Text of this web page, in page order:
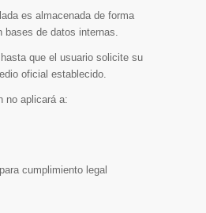
es almacenada de forma
bases de datos internas.
que el usuario solicite su
oficial establecido.
no aplicará a:
cumplimiento legal